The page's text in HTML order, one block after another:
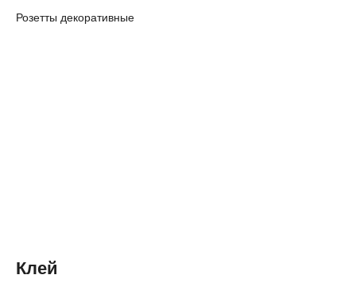
Розетты декоративные
Клей